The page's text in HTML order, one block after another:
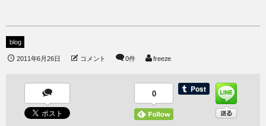
blog
2011年6月26日 コメント 0件 freeze
0